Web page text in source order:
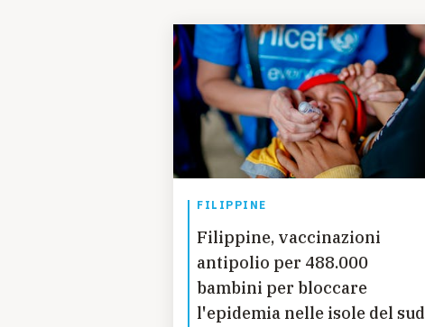
FILIPPINE
Filippine, vaccinazioni
antipolio per 488.000
bambini per bloccare
l'epidemia nelle isole del sud